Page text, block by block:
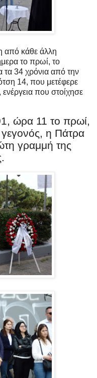
από κάθε άλλη
το πρωί, το
τα 34 χρόνια από την
14, που μετέφερε
που στοίχησε
ώρα 11 το πρωί,
γεγονός, η Πάτρα
γραμμή της